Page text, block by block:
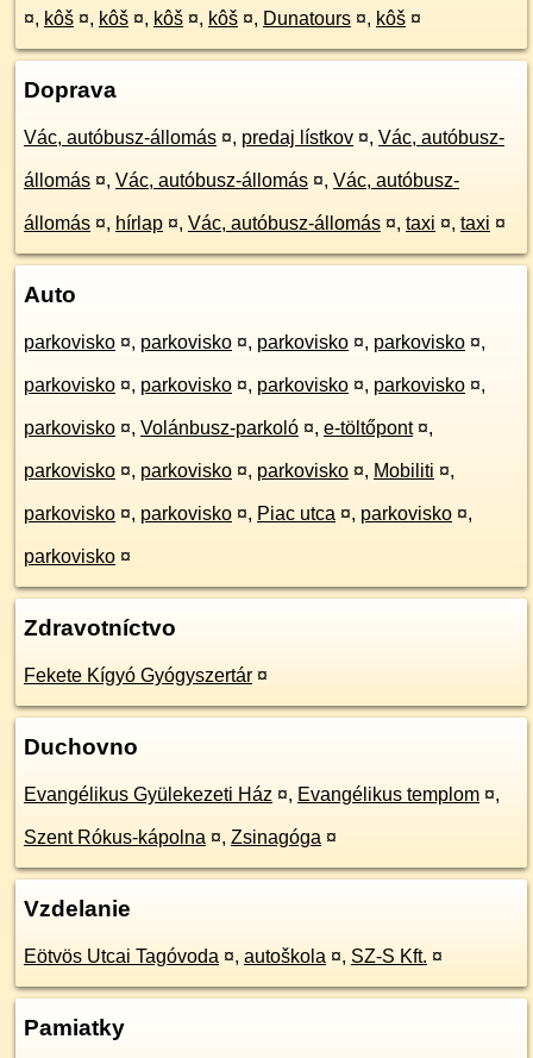
¤, kôš ¤, kôš ¤, kôš ¤, kôš ¤, Dunatours ¤, kôš ¤
Doprava
Vác, autóbusz-állomás ¤, predaj lístkov ¤, Vác, autóbusz-
állomás ¤, Vác, autóbusz-állomás ¤, Vác, autóbusz-
állomás ¤, hírlap ¤, Vác, autóbusz-állomás ¤, taxi ¤, taxi ¤
Auto
parkovisko ¤, parkovisko ¤, parkovisko ¤, parkovisko ¤,
parkovisko ¤, parkovisko ¤, parkovisko ¤, parkovisko ¤,
parkovisko ¤, Volánbusz-parkoló ¤, e-töltőpont ¤,
parkovisko ¤, parkovisko ¤, parkovisko ¤, Mobiliti ¤,
parkovisko ¤, parkovisko ¤, Piac utca ¤, parkovisko ¤,
parkovisko ¤
Zdravotníctvo
Fekete Kígyó Gyógyszertár ¤
Duchovno
Evangélikus Gyülekezeti Ház ¤, Evangélikus templom ¤,
Szent Rókus-kápolna ¤, Zsinagóga ¤
Vzdelanie
Eötvös Utcai Tagóvoda ¤, autoškola ¤, SZ-S Kft. ¤
Pamiatky